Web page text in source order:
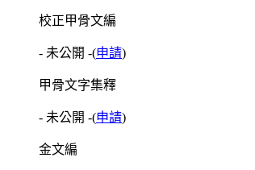
校正甲骨文編
- 未公開 -(申請)
甲骨文字集釋
- 未公開 -(申請)
金文編